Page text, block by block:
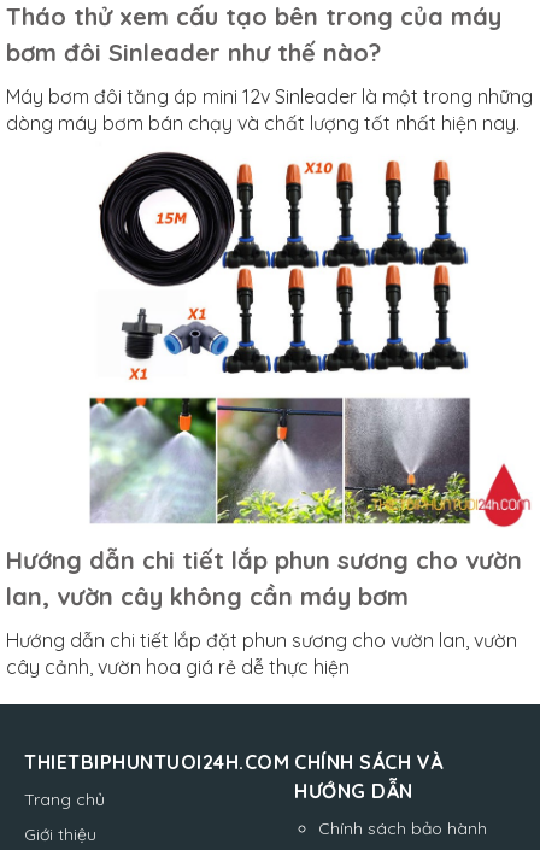
Tháo thử xem cấu tạo bên trong của máy
bơm đôi Sinleader như thế nào?
Máy bơm đôi tăng áp mini 12v Sinleader là một trong những
dòng máy bơm bán chạy và chất lượng tốt nhất hiện nay.
Hướng dẫn chi tiết lắp phun sương cho vườn
lan, vườn cây không cần máy bơm
Hướng dẫn chi tiết lắp đặt phun sương cho vườn lan, vườn
cây cảnh, vườn hoa giá rẻ dễ thực hiện
THIETBIPHUNTUOI24H.COM
Trang chủ
Giới thiệu
CHÍNH SÁCH VÀ
HƯỚNG DẪN
Chính sách bảo hành